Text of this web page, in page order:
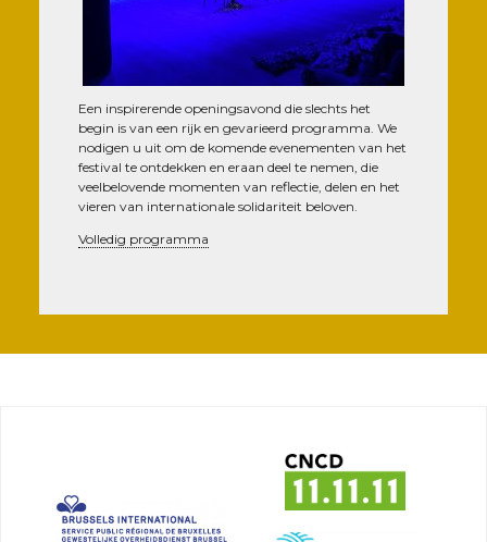
Een ins­pi­re­rende ope­ning­sa­vond die slechts het
begin is van een rijk en geva­rieerd pro­gram­ma. We
nodi­gen u uit om de komende eve­ne­men­ten van het
fes­ti­val te ont­dek­ken en eraan deel te nemen, die
veel­be­lo­vende momen­ten van reflec­tie, delen en het
vie­ren van inter­na­tio­nale soli­da­ri­teit beloven.
Vol­le­dig programma